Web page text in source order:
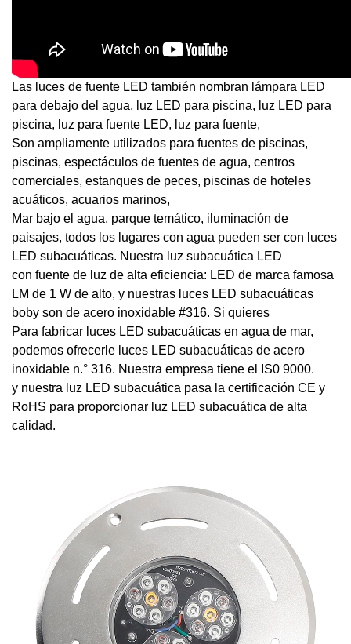
Las luces de fuente LED también nombran lámpara LED
para debajo del agua, luz LED para piscina, luz LED para
piscina, luz para fuente LED, luz para fuente,
Son ampliamente utilizados para fuentes de piscinas,
piscinas, espectáculos de fuentes de agua, centros
comerciales, estanques de peces, piscinas de hoteles
acuáticos, acuarios marinos,
Mar bajo el agua, parque temático, iluminación de
paisajes, todos los lugares con agua pueden ser con luces
LED subacuáticas. Nuestra luz subacuática LED
con fuente de luz de alta eficiencia: LED de marca famosa
LM de 1 W de alto, y nuestras luces LED subacuáticas
boby son de acero inoxidable #316. Si quieres
Para fabricar luces LED subacuáticas en agua de mar,
podemos ofrecerle luces LED subacuáticas de acero
inoxidable n.° 316. Nuestra empresa tiene el IS0 9000.
y nuestra luz LED subacuática pasa la certificación CE y
RoHS para proporcionar luz LED subacuática de alta
calidad.